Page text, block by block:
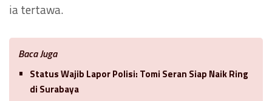
ia tertawa.
Baca Juga
Status Wajib Lapor Polisi: Tomi Seran Siap Naik Ring
di Surabaya